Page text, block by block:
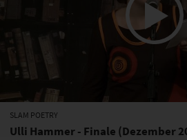
SLAM POETRY
Ulli Hammer - Finale (Dezember